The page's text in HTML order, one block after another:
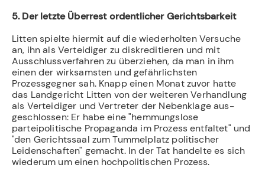
5. Der letzte Überrest ordentlicher Gerichtsbarkeit
Litten spielte hiermit auf die wiederholten Versuche
an, ihn als Verteidiger zu diskredi­tieren und mit
Ausschlussverfahren zu überziehen, da man in ihm
einen der wirksamsten und gefährlichsten
Prozessgegner sah. Knapp einen Monat zuvor hatte
das Landgericht Litten von der weiteren Verhandlung
als Verteidiger und Vertreter der Nebenklage aus­
geschlossen: Er habe eine "hemmungslose
parteipolitische Propaganda im Prozess ent­faltet" und
"den Gerichtssaal zum Tummelplatz politischer
Leidenschaften" gemacht. In der Tat handelte es sich
wiederum um einen hochpolitischen Prozess.